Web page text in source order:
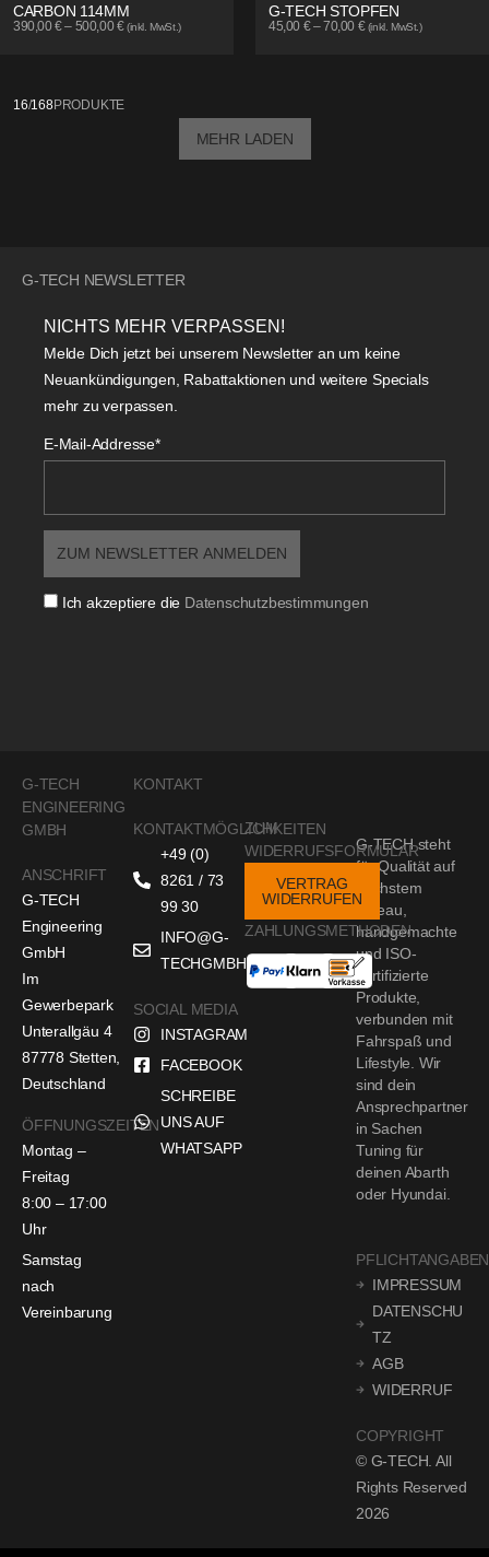
CARBON 114MM
390,00€– 500,00€ (inkl. MwSt.)
G-TECH STOPFEN
45,00 €–70,00 € (inkl. MwSt.)
16/168PRODUKTE
MEHR LADEN
G-TECH NEWSLETTER
NICHTS MEHR VERPASSEN!
Melde Dich jetzt bei unserem Newsletter an um keine
Neuankündigungen, Rabattaktionen und weitere Specials
mehr zu verpassen.
E-Mail-Addresse*
Ich akzeptiere die Datenschutzbestimmungen
G-TECH steht
für Qualität auf
höchstem
Niveau,
handgemachte
und ISO-
zertifizierte
Produkte,
verbunden mit
Fahrspaß und
Lifestyle. Wir
sind dein
Ansprechpartner
in Sachen
Tuning für
deinen Abarth
oder Hyundai.
PFLICHTANGABEN
IMPRESSUM
DATENSCHU
TZ
AGB
WIDERRUF
COPYRIGHT
© G-TECH. All
Rights Reserved
2026
G-TECH
ENGINEERING
GMBH
ANSCHRIFT
G-TECH
Engineering
GmbH
Im
Gewerbepark
Unterallgäu 4
87778 Stetten,
Deutschland
ÖFFNUNGSZEITEN
Montag –
Freitag
8:00 – 17:00
Uhr
Samstag
nach
Vereinbarung
KONTAKT
KONTAKTMÖGLICHKEITEN
+49 (0)
8261 / 73
99 30
INFO@G-
TECHGMBH.DE
SOCIAL MEDIA
INSTAGRAM
FACEBOOK
SCHREIBE
UNS AUF
WHATSAPP
ZUM
WIDERRUFSFORMULAR
VERTRAG
WIDERRUFEN
ZAHLUNGSMETHODEN